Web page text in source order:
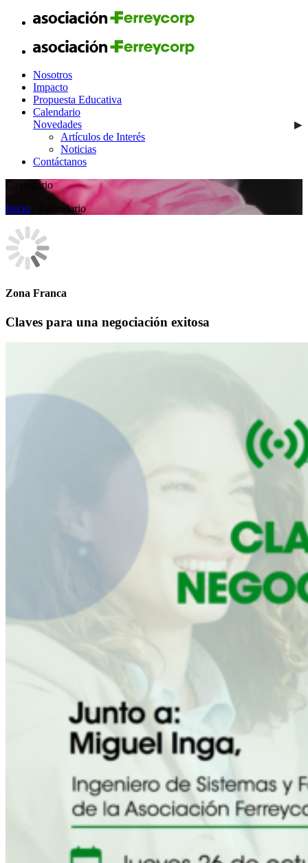
Nosotros
Impacto
Propuesta Educativa
Calendario
Novedades
Artículos de Interés
Noticias
Contáctanos
Calendario
Inicio / Calendario
Zona Franca
Claves para una negociación exitosa